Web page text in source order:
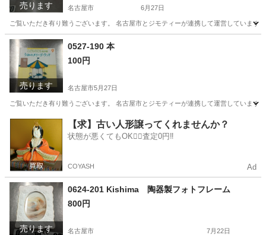
売ります 名古屋市 6月27日
ご覧いただき有り難うございます。 名古屋市とジモティーが連携して運営してい
愛知 名古屋市 インテリア雑貨/小物
売ります
0527-190 本
100円
名古屋市5月27日
ご覧いただき有り難うございます。 名古屋市とジモティーが連携して運営してい
愛知 名古屋市 絵本 リユース
【求】古い人形譲ってくれませんか？
状態が悪くてもOK🙆‍♀️査定0円‼️
COYASH Ad
売ります
0624-201 Kishima 陶器製フォトフレーム
800円
名古屋市 7月22日